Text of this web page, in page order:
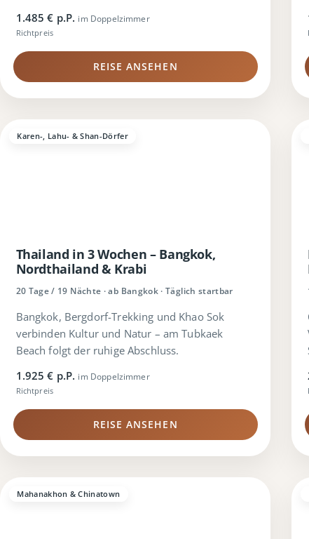
1.485 € p.P. im Doppelzimmer
Richtpreis
REISE ANSEHEN
Karen-, Lahu- & Shan-Dörfer
Thailand in 3 Wochen – Bangkok,
Nordthailand & Krabi
20 Tage / 19 Nächte · ab Bangkok · Täglich startbar
Bangkok, Bergdorf-Trekking und Khao Sok
verbinden Kultur und Natur – am Tubkaek
Beach folgt der ruhige Abschluss.
1.925 € p.P. im Doppelzimmer
Richtpreis
REISE ANSEHEN
Mahanakhon & Chinatown